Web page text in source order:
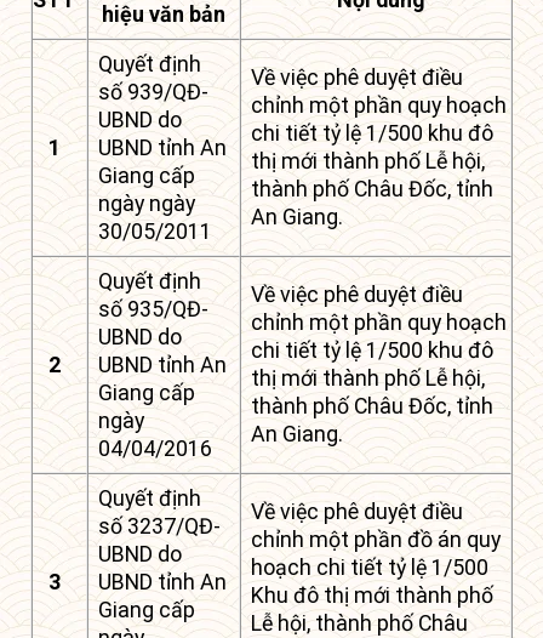
hiệu văn bản
1
Quyết định
số 939/QĐ-
UBND do
UBND tỉnh An
Giang cấp
ngày ngày
30/05/2011
Về việc phê duyệt điều
chỉnh một phần quy hoạch
chi tiết tỷ lệ 1/500 khu đô
thị mới thành phố Lễ hội,
thành phố Châu Đốc, tỉnh
An Giang.
2
Quyết định
số 935/QĐ-
UBND do
UBND tỉnh An
Giang cấp
ngày
04/04/2016
Về việc phê duyệt điều
chỉnh một phần quy hoạch
chi tiết tỷ lệ 1/500 khu đô
thị mới thành phố Lễ hội,
thành phố Châu Đốc, tỉnh
An Giang.
3
Quyết định
số 3237/QĐ-
UBND do
UBND tỉnh An
Giang cấp
Về việc phê duyệt điều
chỉnh một phần đồ án quy
hoạch chi tiết tỷ lệ 1/500
Khu đô thị mới thành phố
Lễ hội, thành phố Châu